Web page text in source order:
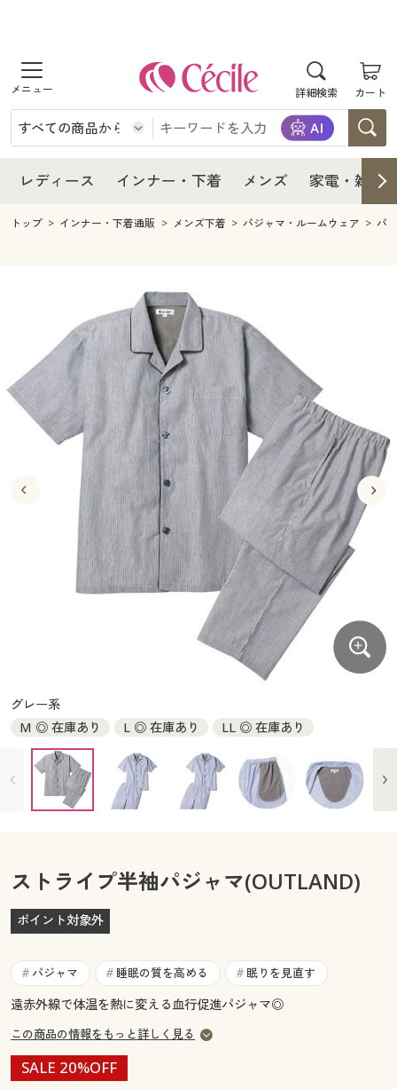
詳細検索 カート
商品を探す
レディース
レディースファッション
インナー・下着
インナー・下着通販すべて
メンズ下着
ジュニア・ティーンズ下着
メンズ
メンズファッション
メンズ下着
家電・雑貨すべて
家電
キッチン・雑貨・日用品
寝具・インテリア・家具
寝具・インテリア・家具通販すべて
家具・収納
寝具・ベッド
カーテン・ラグ・ファブリック
美容・健康
美容・健康通販すべて
美容・健康・サプリメント
制服・スクール
制服・スクールすべて
制服・学生服
ジュニア・ティーンズ下着
大きいサイズ
大きいサイズ通販すべて
大きいサイズ レディース服
大きいサイズ 事務・制服
バーゲンセール
詳細検索
カタログ・チラシからのご注文
デジタルカタログ
カタログ無料プレゼント
マイページ
閲覧履歴
お気に入り
サポート
ご利用ガイド
レディース インナー・下着 メンズ 家電・雑貨
レディース
レディース通販すべて
レディースファッション
インナー・下着
インナー・下着通販すべて
ジュニア・ティーンズ下着
メンズ
キッチン・雑貨・日用品
寝具・インテリア・家具通販すべて
家具・収納
寝具・ベッド
カーテン・ラグ・ファブリック
美容・健康通販すべて
美容・健康・サプリメント
制服・スクール
制服・スクールすべて
制服・学生服
ジュニア・ティーンズ下着
大きいサイズ
大きいサイズ通販すべて
大きいサイズ レディース服
大きいサイズ レディース下着
バーゲンセール
シークレットセール
商品カテゴリ一覧
カタログ
カタログ・チラシからのご注文
カタログ無料プレゼント
会員メニュー
閲覧履歴
お気に入り
サポート
ご利用ガイド
よくある質問とお問い合わせ
トップ インナー・下着通販 メンズ下着 パジャマ・ルームウェア パ
グレー系
M ◎ 在庫あり
L ◎ 在庫あり LL ◎ 在庫あり
ストライプ半袖パジャマ(OUTLAND)
ポイント対象外
# パジャマ # 睡眠の質を高める # 眠りを見直す
遠赤外線で体温を熱に変える血行促進パジャマ◎
この商品の情報をもっと詳しく見る
SALE 20%OFF